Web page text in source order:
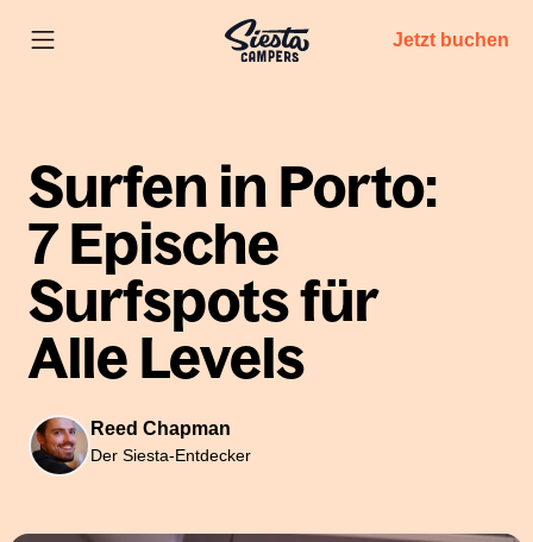
Jetzt buchen
Surfen in Porto:
7 Epische
Surfspots für
Alle Levels
Reed Chapman
Der Siesta-Entdecker